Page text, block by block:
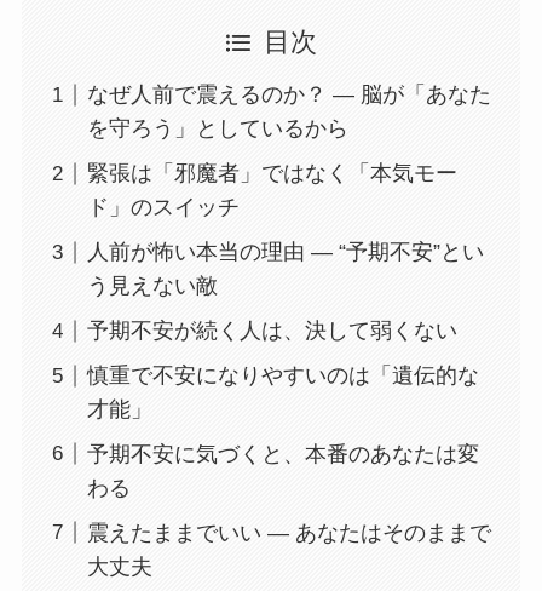
目次
なぜ人前で震えるのか？ ― 脳が「あなた
を守ろう」としているから
緊張は「邪魔者」ではなく「本気モー
ド」のスイッチ
人前が怖い本当の理由 ― “予期不安”とい
う見えない敵
予期不安が続く人は、決して弱くない
慎重で不安になりやすいのは「遺伝的な
才能」
予期不安に気づくと、本番のあなたは変
わる
震えたままでいい ― あなたはそのままで
大丈夫